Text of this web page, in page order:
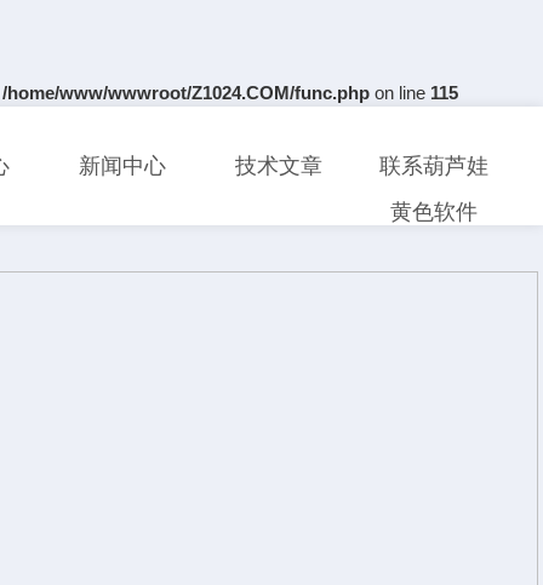
/home/www/wwwroot/Z1024.COM/func.php on line 115
新闻中心 技术文章
联系葫芦娃
黄色软件